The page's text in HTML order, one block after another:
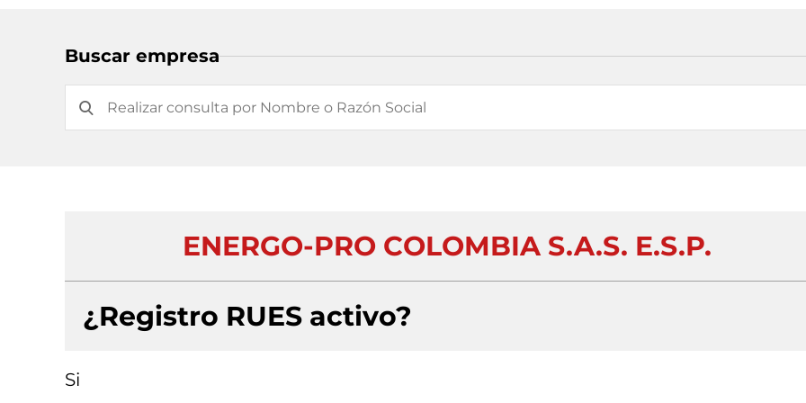
Buscar empresa
ENERGO-PRO COLOMBIA S.A.S. E.S.P.
¿Registro RUES activo?
Si